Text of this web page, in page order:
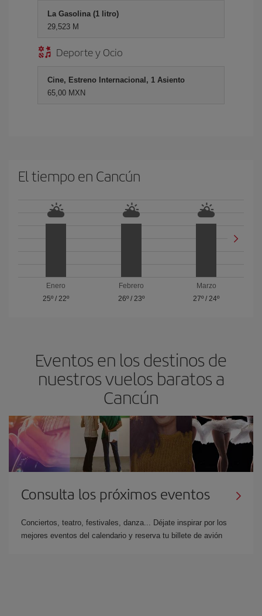
La Gasolina (1 litro)
29,523 M
Deporte y Ocio
Cine, Estreno Internacional, 1 Asiento
65,00 MXN
El tiempo en Cancún
Enero
25º/ 22º
Febrero
26º/ 23º
Marzo
27º /24º
Eventos en los destinos de
nuestros vuelos baratos a
Cancún
Consulta los próximos eventos
Conciertos, teatro, festivales, danza... Déjate inspirar por los
mejores eventos del calendario y reserva tu billete de avión